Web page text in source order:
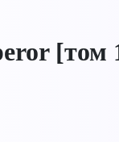
[том